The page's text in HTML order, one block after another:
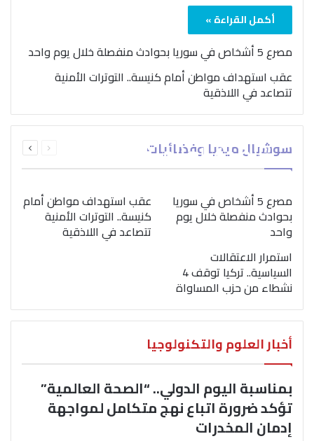
أكمل القراءة »
مصرع 5 أشخاص في سوريا بحوادث منفصلة خلال يوم واحد
عقب استهداف مواطن أمام كنيسة.. التوترات الأمنية
تتصاعد في اللاذقية
سوشيال ميديا وفضائيات الصفحةالصفحة
بمناسبة اليوم الدولي..
“الصحة العالمية” تؤكد
ضرورة اتباع نهج متكامل
لمواجهة إدمان المخدرات
مصرع 5 أشخاص في سوريا
بحوادث منفصلة خلال يوم
واحد
عقب استهداف مواطن أمام
كنيسة.. التوترات الأمنية
تتصاعد في اللاذقية
استمرار الاعتقالات
السياسية.. تركيا توقف 4
نشطاء من حزب المساواة
أخبار العلوم والتكنولوجيا
بمناسبة اليوم الدولي.. “الصحة العالمية”
تؤكد ضرورة اتباع نهج متكامل لمواجهة
إدمان المخدرات